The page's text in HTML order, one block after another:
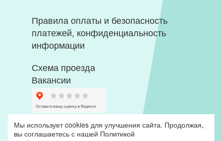
Правила оплаты и безопасность
платежей, конфиденциальность
информации
Схема проезда
Вакансии
Мы использует cookies для улучшения сайта. Продолжая,
вы соглашаетесь с нашей Политикой